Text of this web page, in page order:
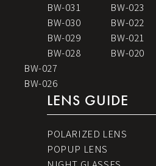
BW-031
BW-030
BW-029
BW-028
BW-027
BW-026
BW-023
BW-022
BW-021
BW-020
LENS GUIDE
POLARIZED LENS
POPUP LENS